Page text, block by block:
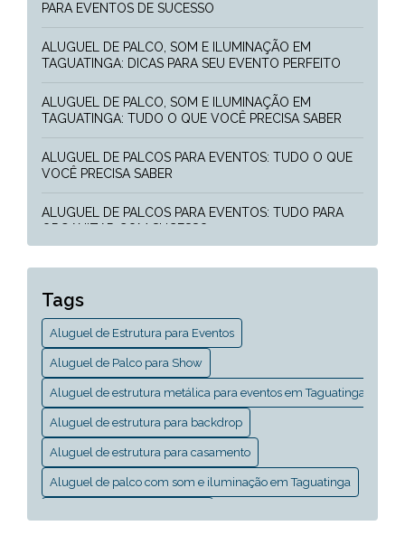
PARA EVENTOS DE SUCESSO
ALUGUEL DE PALCO, SOM E ILUMINAÇÃO EM
TAGUATINGA: DICAS PARA SEU EVENTO PERFEITO
ALUGUEL DE PALCO, SOM E ILUMINAÇÃO EM
TAGUATINGA: TUDO O QUE VOCÊ PRECISA SABER
ALUGUEL DE PALCOS PARA EVENTOS: TUDO O QUE
VOCÊ PRECISA SABER
ALUGUEL DE PALCOS PARA EVENTOS: TUDO PARA
ORGANIZAR COM SUCESSO
COMO ALUGAR ESTRUTURAS PARA TRANSFORMAR
COMO ESCOLHER A ESTRUTURA PERFEITA PARA
ALUGAR BACKDROPS
ESTRUTURAS QUE TRANSFORMAM SEU EVENTO: A
ARTE DA LOCAÇÃO
GUIA COMPLETO DE ALUGUEL DE ESTRUTURA
METÁLICA PARA EVENTOS EM TAGUATINGA
GUIA COMPLETO DE ALUGUEL DE ESTRUTURAS
Tags
Aluguel de Estrutura para Eventos
Aluguel de Palco para Show
Aluguel de estrutura metálica para eventos em Taguatinga
Aluguel de estrutura para backdrop
Aluguel de estrutura para casamento
Aluguel de palco com som e iluminação em Taguatinga